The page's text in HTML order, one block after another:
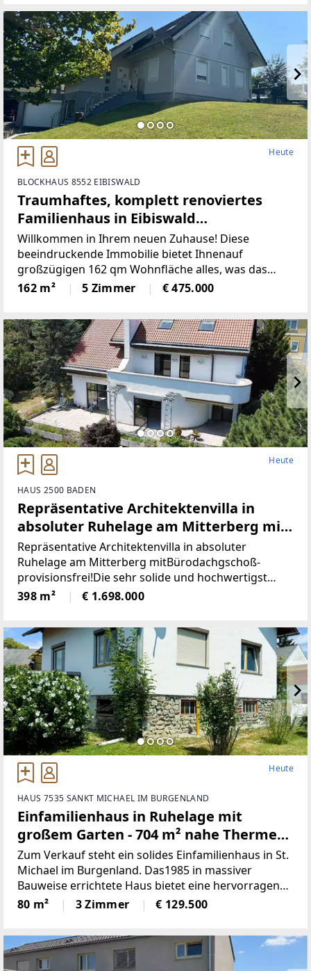
Heute
BLOCKHAUS 8552 EIBISWALD
Traumhaftes, komplett renoviertes
Familienhaus in Eibiswald
(Provisionsfrei)
Willkommen in Ihrem neuen Zuhause! Diese
beeindruckende Immobilie bietet Ihnenauf
großzügigen 162 qm Wohnfläche alles, was das
Herz begehrt. Mit insgesamt 5Zimmern, darunter 3
moderne Badezimmer und 2 separate WCs, ist
162 m² 5 Zimmer € 475.000
Heute
HAUS 2500 BADEN
Repräsentative Architektenvilla in
absoluter Ruhelage am Mitterberg mit
Bürodachgeschoß- provisionsfrei!
(Provisionsfrei)
Repräsentative Architektenvilla in absoluter
Ruhelage am Mitterberg mitBürodachgschoß-
provisionsfrei!Die sehr solide und hochwertigst
errichtete Liegenschaft besticht durch
einhervorragend durchdachtes, sehr offenes und
398 m² € 1.698.000
Heute
HAUS 7535 SANKT MICHAEL IM BURGENLAND
Einfamilienhaus in Ruhelage mit
großem Garten - 704 m² nahe Therme
Stegersbach! (Provisionsfrei)
Zum Verkauf steht ein solides Einfamilienhaus in St.
Michael im Burgenland. Das1985 in massiver
Bauweise errichtete Haus bietet eine hervorragende
Basis fürIndividualisten, die ein Eigenheim nach
ihren eigenen Vorstellungen gestaltenmöchten.
80 m² 3 Zimmer € 129.500